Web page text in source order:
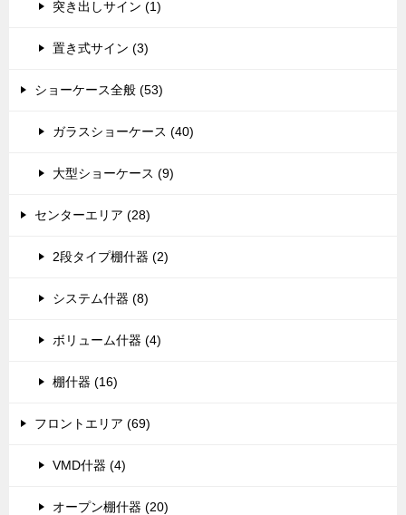
突き出しサイン (1)
置き式サイン (3)
ショーケース全般 (53)
ガラスショーケース (40)
大型ショーケース (9)
センターエリア (28)
2段タイプ棚什器 (2)
システム什器 (8)
ボリューム什器 (4)
棚什器 (16)
フロントエリア (69)
VMD什器 (4)
オープン棚什器 (20)